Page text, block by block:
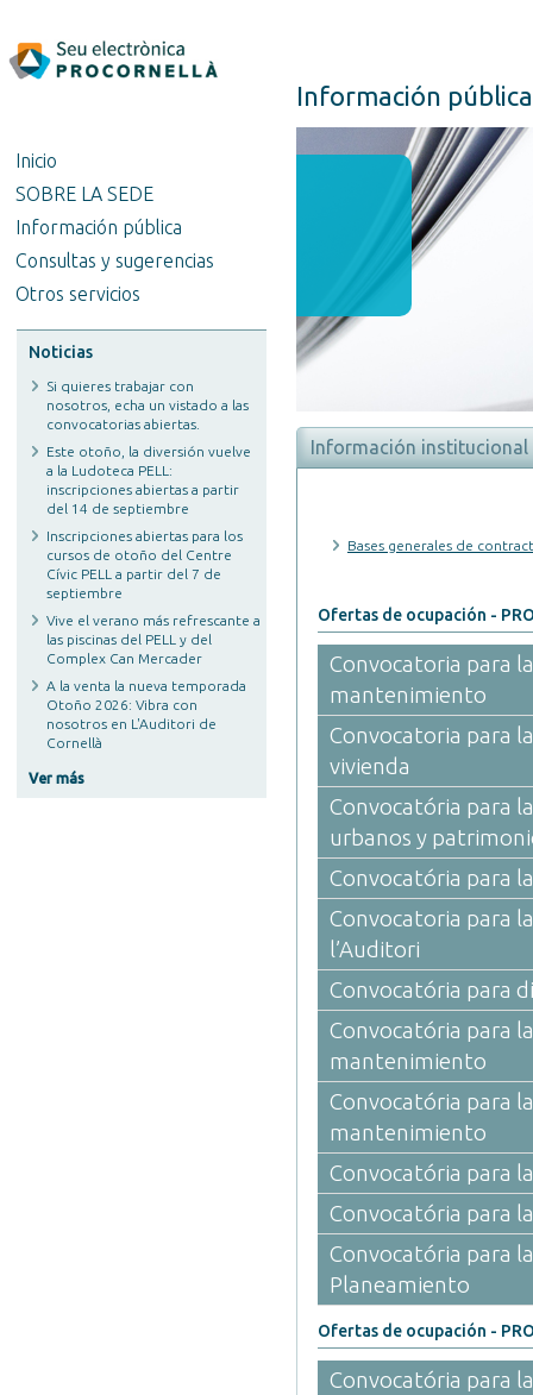
Inicio
SOBRE LA SEDE
Información pública
Consultas y sugerencias
Otros servicios
Noticias
Si quieres trabajar con
nosotros, echa un vistado a las
convocatorias abiertas.
Este otoño, la diversión vuelve
a la Ludoteca PELL:
inscripciones abiertas a partir
del 14 de septiembre
Inscripciones abiertas para los
cursos de otoño del Centre
Cívic PELL a partir del 7 de
septiembre
Vive el verano más refrescante a
las piscinas del PELL y del
Complex Can Mercader
A la venta la nueva temporada
Otoño 2026: Vibra con
nosotros en L'Auditori de
Cornellà
Ver más
Información pública
Información institucional
Bases generales de
Ofertas de ocupación -
Convocatoria para
mantenimiento
Convocatoria para
vivienda
Convocatória para
urbanos y
Convocatória para
Convocatoria para
l’Auditori
Convocatória para
Convocatória para
mantenimiento
Convocatória para
mantenimiento
Convocatória para
Convocatória para
Convocatória para
Planeamiento
Ofertas de ocupación -
Convocatória para